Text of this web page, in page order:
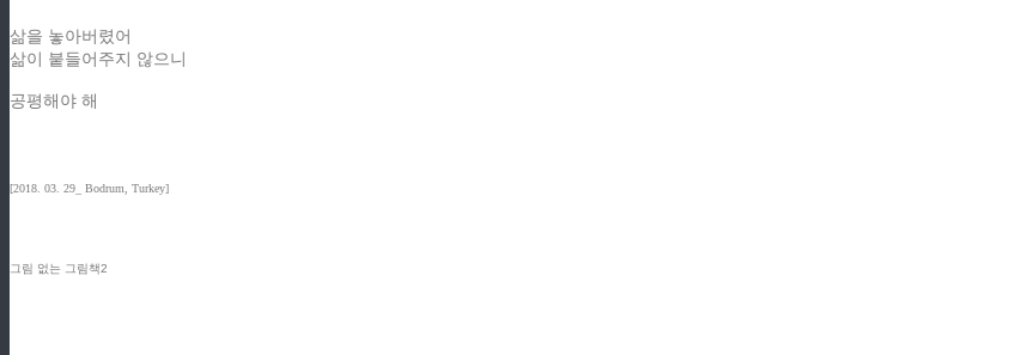
삶을 놓아버렸어
삶이 붙들어주지 않으니
공평해야 해
[2018. 03. 29_ Bodrum, Turkey]
그림 없는 그림책2